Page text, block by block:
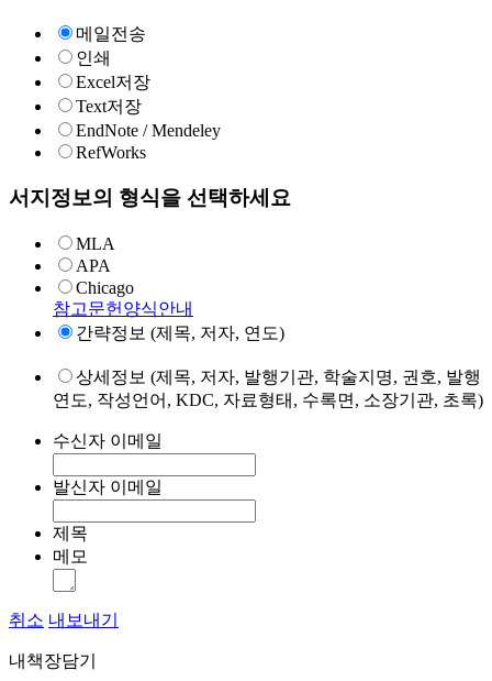
메일전송
인쇄
Excel저장
Text저장
EndNote / Mendeley
RefWorks
서지정보의 형식을 선택하세요
MLA
APA
Chicago
참고문헌양식안내
간략정보 (제목, 저자, 연도)
상세정보 (제목, 저자, 발행기관, 학술지명, 권호, 발행
연도, 작성언어, KDC, 자료형태, 수록면, 소장기관, 초록)
수신자 이메일
발신자 이메일
제목
메모
취소 내보내기
내책장담기